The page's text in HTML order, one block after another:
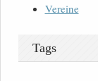
Vereine
Tags